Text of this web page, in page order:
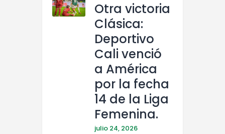
Otra victoria
Clásica:
Deportivo
Cali venció
a América
por la fecha
14 de la Liga
Femenina.
julio 24, 2026